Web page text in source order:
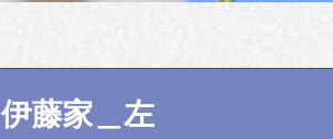
伊藤家＿左